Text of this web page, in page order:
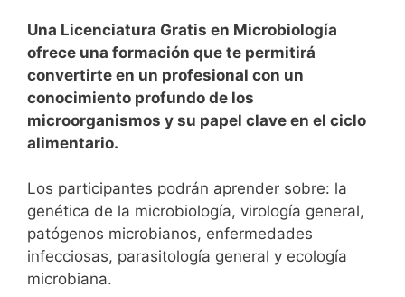
Una Licenciatura Gratis en Microbiología
ofrece una formación que te permitirá
convertirte en un profesional con un
conocimiento profundo de los
microorganismos y su papel clave en el ciclo
alimentario.
Los participantes podrán aprender sobre: la
genética de la microbiología, virología general,
patógenos microbianos, enfermedades
infecciosas, parasitología general y ecología
microbiana.